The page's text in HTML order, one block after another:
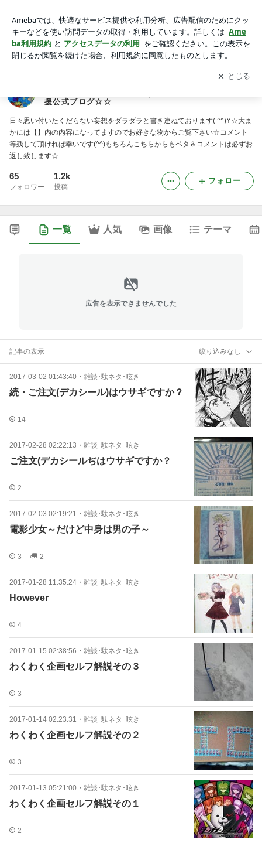
メテオストライクなタロスケのOFFICIAL応援公式ブログ☆☆
アプリをダウンロードして ブログの更新通知
を受け取りまし
ょう。
開く
援公式ブログ☆☆
日々思い付いたくだらない妄想をダラダラと書き連ねております( ^^)Y☆大ま
かには【】内の内容になってますのでお好きな物からご覧下さい☆コメント
等残して頂ければ幸いです(^^)もちろんこちらからもペタ＆コメントは必ずお
返し致します☆
65
フォロワー
1.2k
投稿
フォロー
一覧 人気 画像 テーマ
広告を表示できませんでした
記事の表示 絞り込みなし
2017-03-02 01:43:40 ・ 雑談･駄ネタ･呟き
続・ご注文(デカシール)はウサギですか？
14
2017-02-28 02:22:13 ・ 雑談･駄ネタ･呟き
ご注文(デカシールぢはウサギですか？
2
2017-02-03 02:19:21 ・ 雑談･駄ネタ･呟き
電影少女～だけど中身は男の子～
3 2
2017-01-28 11:35:24 ・ 雑談･駄ネタ･呟き
However
4
2017-01-15 02:38:56 ・ 雑談･駄ネタ･呟き
わくわく企画セルフ解説その３
3
2017-01-14 02:23:31 ・ 雑談･駄ネタ･呟き
わくわく企画セルフ解説その２
3
2017-01-13 05:21:00 ・ 雑談･駄ネタ･呟き
わくわく企画セルフ解説その１
2